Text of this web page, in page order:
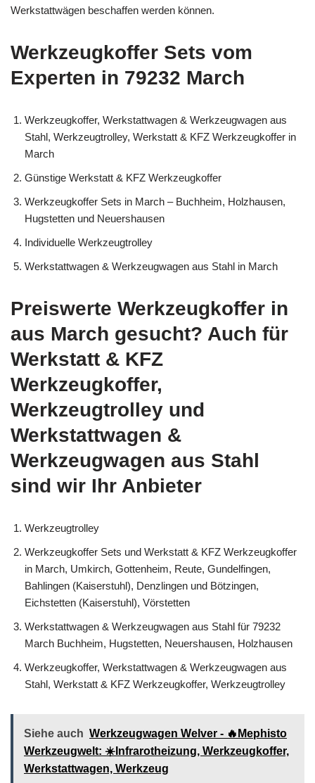
Werkstattwägen beschaffen werden können.
Werkzeugkoffer Sets vom
Experten in 79232 March
Werkzeugkoffer, Werkstattwagen & Werkzeugwagen aus
Stahl, Werkzeugtrolley, Werkstatt & KFZ Werkzeugkoffer in
March
Günstige Werkstatt & KFZ Werkzeugkoffer
Werkzeugkoffer Sets in March – Buchheim, Holzhausen,
Hugstetten und Neuershausen
Individuelle Werkzeugtrolley
Werkstattwagen & Werkzeugwagen aus Stahl in March
Preiswerte Werkzeugkoffer in
aus March gesucht? Auch für
Werkstatt & KFZ
Werkzeugkoffer,
Werkzeugtrolley und
Werkstattwagen &
Werkzeugwagen aus Stahl
sind wir Ihr Anbieter
Werkzeugtrolley
Werkzeugkoffer Sets und Werkstatt & KFZ Werkzeugkoffer
in March, Umkirch, Gottenheim, Reute, Gundelfingen,
Bahlingen (Kaiserstuhl), Denzlingen und Bötzingen,
Eichstetten (Kaiserstuhl), Vörstetten
Werkstattwagen & Werkzeugwagen aus Stahl für 79232
March Buchheim, Hugstetten, Neuershausen, Holzhausen
Werkzeugkoffer, Werkstattwagen & Werkzeugwagen aus
Stahl, Werkstatt & KFZ Werkzeugkoffer, Werkzeugtrolley
Siehe auch Werkzeugwagen Welver - 🔥Mephisto
Werkzeugwelt: ☀️Infrarotheizung, Werkzeugkoffer,
Werkstattwagen, Werkzeug